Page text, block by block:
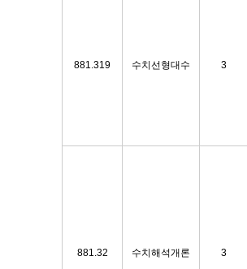
881.319 수치선형대수 3
881.32 수치해석개론 3